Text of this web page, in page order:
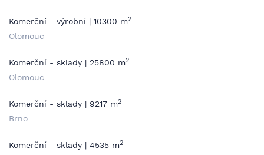
Komerční - výrobní | 10300 m2
Olomouc
Komerční - sklady | 25800 m2
Olomouc
Komerční - sklady | 9217 m2
Brno
Komerční - sklady | 4535 m2